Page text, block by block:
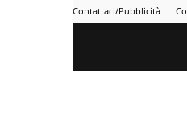
Contattaci/Pubblicità